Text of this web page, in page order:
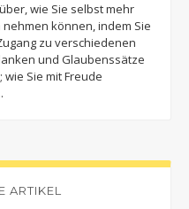
wie Sie selbst mehr
können, indem Sie
zu verschiedenen
und Glaubenssätze
Sie mit Freude
ARTIKEL